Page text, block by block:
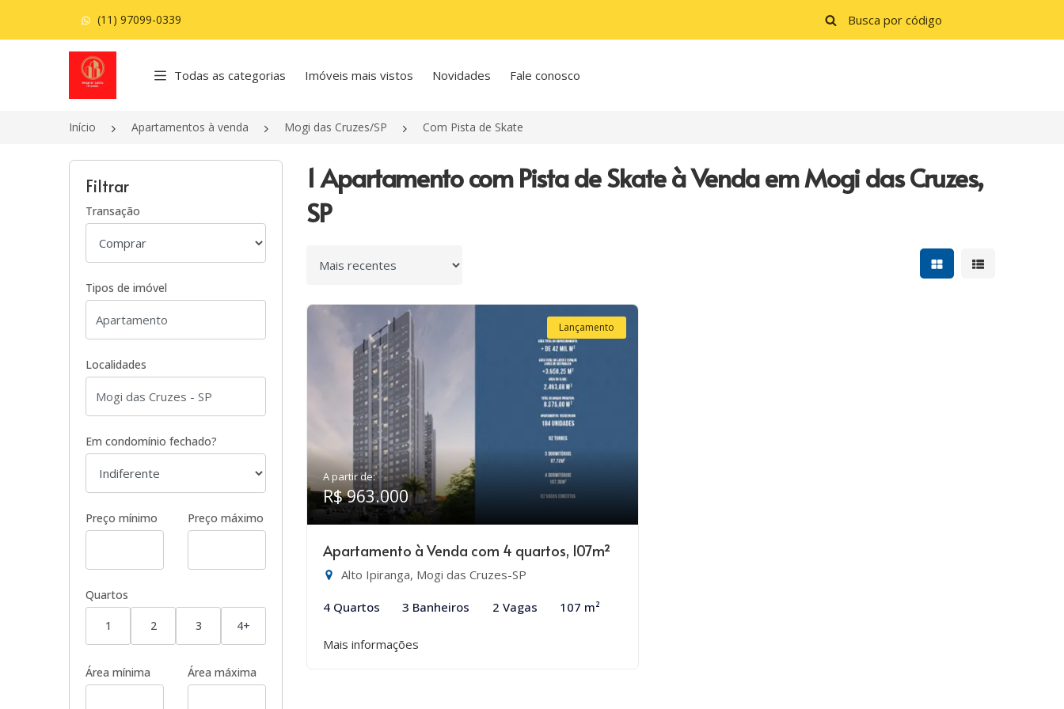
(11) 97099-0339
Página inicial
Todas as categorias Imóveis mais vistos Novidades Fale conosco
Início Apartamentos à venda Mogi das Cruzes/SP Com Pista de Skate
Filtrar
Transação
Tipos de imóvel
Localidades
Em condomínio fechado?
Preço mínimo Preço máximo
Quartos
1 2 3 4+
Área mínima Área máxima
1 Apartamento com Pista de Skate à Venda em Mogi das Cruzes,
SP
Ordenar por Mostrar resultados
Mostrar
Lançamento
A partir de:
R$ 963.000
Apartamento à Venda com 4 quartos, 107m²
Alto Ipiranga, Mogi das Cruzes-SP
4 Quartos 3 Banheiros 2 Vagas 107 m²
Mais informações